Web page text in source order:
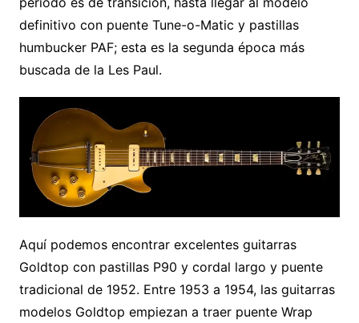
definitivo con puente Tune-o-Matic y pastillas
humbucker PAF; esta es la segunda época más
buscada de la Les Paul.
Aquí podemos encontrar excelentes guitarras
Goldtop con pastillas P90 y cordal largo y puente
tradicional de 1952. Entre 1953 a 1954, las guitarras
modelos Goldtop empiezan a traer puente Wrap